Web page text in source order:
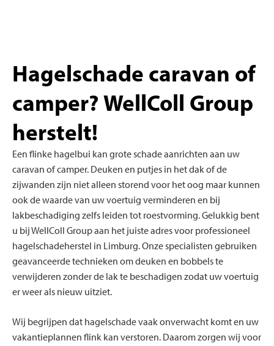
Hagelschade caravan of
camper? WellColl Group
herstelt!
Een flinke hagelbui kan grote schade aanrichten aan uw
caravan of camper. Deuken en putjes in het dak of de
zijwanden zijn niet alleen storend voor het oog maar kunnen
ook de waarde van uw voertuig verminderen en bij
lakbeschadiging zelfs leiden tot roestvorming. Gelukkig bent
u bij WellColl Group aan het juiste adres voor professioneel
hagelschadeherstel in Limburg. Onze specialisten gebruiken
geavanceerde technieken om deuken en bobbels te
verwijderen zonder de lak te beschadigen zodat uw voertuig
er weer als nieuw uitziet.
Wij begrijpen dat hagelschade vaak onverwacht komt en uw
vakantieplannen flink kan verstoren. Daarom zorgen wij voor